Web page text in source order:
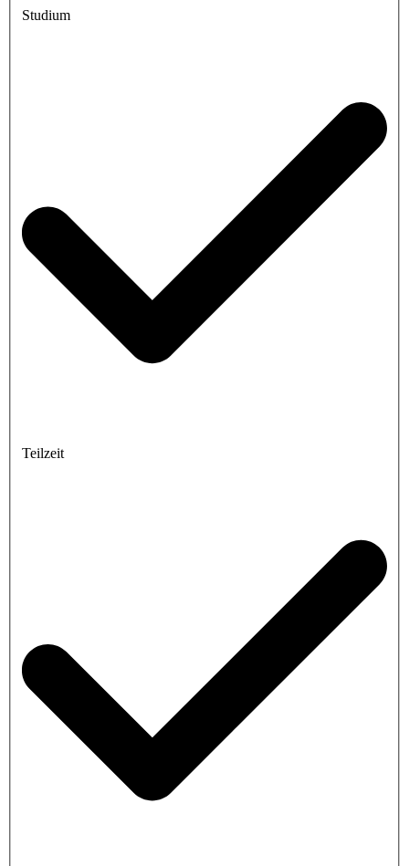
Studium
Teilzeit